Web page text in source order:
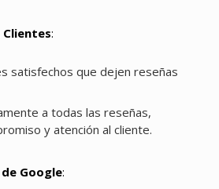
Clientes:
satisfechos que dejen reseñas
a todas las reseñas,
y atención al cliente.
Google: